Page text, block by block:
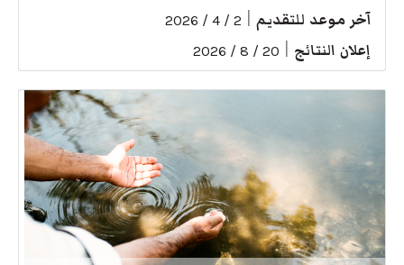
آخر موعد للتقديم 2 / 4 / 2026
إعلان النتائج 20 / 8 / 2026